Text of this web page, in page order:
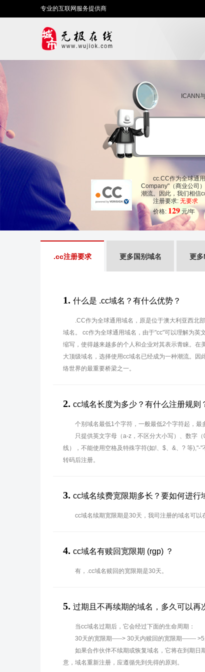
专业的互联网服务提供商
ICANN
cc.CC作为全球通
Company"（商业公司
潮流。因此，我们相信
注册要求: 无要求
价格: 129 元/年
.cc注册要求 更多国别域名 更多
1. 什么是 .cc域名？有什么优势？
.CC作为全球通用域名，原是位于澳大利亚西北
域名。 cc作为全球通用域名，由于"cc"可以理解为英
缩写，使得越来越多的个人和企业对其表示青睐。在
大顶级域名，选择使用cc域名已经成为一种潮流。因
络世界的最重要桥梁之一。
2. cc域名长度为多少？有什么注册规则
个别域名最低1个字符，一般最低2个字符起，最
只提供英文字母（a-z，不区分大小写）、数字
线），不能使用空格及特殊字符(如!、$、&、? 等),"-
转码后注册。
3. cc域名续费宽限期多长？要如何进行
cc域名续期宽限期是30天，我司注册的域名可以
4. cc域名有赎回宽限期 (rgp) ？
有，.cc域名赎回的宽限期是30天。
5. 过期且不再续期的域名，多久可以再
当cc域名过期后，它会经过下面的生命周期：
30天的宽限期-----> 30天内赎回的宽限期-------
如果合作伙伴不续期或恢复域名，它将在到期日
意，域名重新注册，应遵循先到先得的原则。